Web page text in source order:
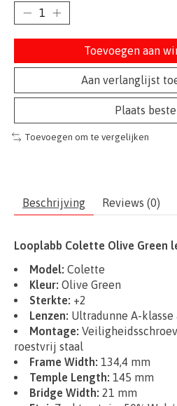
Toevoegen aan
Aan verlanglijst
Plaats
Toevoegen om te vergelijken
Beschrijving Reviews (0)
Looplabb Colette Olive Green
Model: Colette
Kleur: Olive Green
Sterkte: +2
Lenzen: Ultradunne A-
Montage:
roestvrij staal
Frame Width: 134,4 mm
Temple Length: 145 mm
Bridge Width: 21 mm